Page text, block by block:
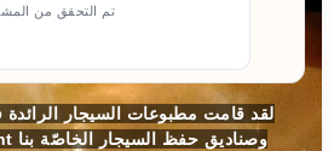
تم التحقق من
لقد قامت مطبوعات السيجار الرائدة
على HumidorDiscount وصناديق حفظ السيجار الخاصّة بنا